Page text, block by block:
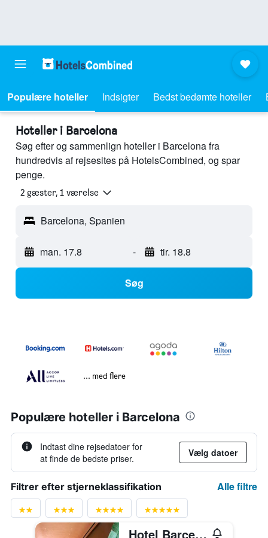
Populære hoteller Indsigter Bedst bedømte hoteller
Hoteller i Barcelona
Søg efter og sammenlign hoteller i Barcelona fra
hundredvis af rejsesites på HotelsCombined, og spar
penge.
2 gæster, 1 værelse
Barcelona, Spanien
man. 17.8 - tir. 18.8
Søg
... med flere
Populære hoteller i Barcelona
Indtast dine rejsedatoer for
at finde de bedste priser.
Vælg datoer
Filtrer efter stjerneklassifikation Alle filtre
Hotel Barcelona Princess